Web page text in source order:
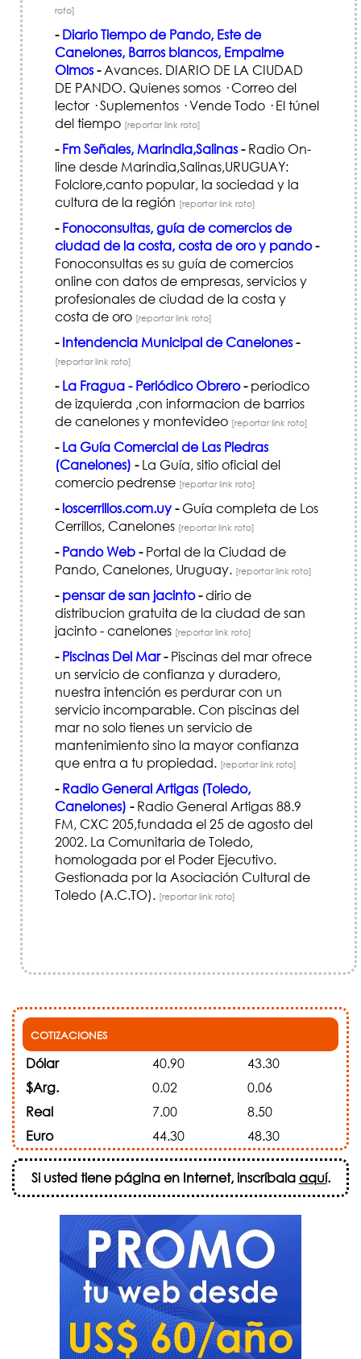
roto]
- Diario Tiempo de Pando, Este de
Canelones, Barros blancos, Empalme
Olmos-Avances. DIARIO DE LA CIUDAD
DE PANDO. Quienes somos · Correo del
lector · Suplementos · Vende Todo · El túnel
del tiempo [reportar link roto]
- Fm Señales, Marindia,Salinas-Radio On-
line desde Marindia,Salinas,URUGUAY:
Folclore,canto popular, la sociedad y la
cultura de la región [reportar link roto]
- Fonoconsultas, guía de comercios de
ciudad de la costa, costa de oro y pando-
Fonoconsultas es su guía de comercios
online con datos de empresas, servicios y
profesionales de ciudad de la costa y
costa de oro [reportar link roto]
- Intendencia Municipal de Canelones-
[reportar link roto]
- La Fragua - Periódico Obrero-periodico
de izquierda ,con informacion de barrios
de canelones y montevideo [reportar link roto]
- La Guía Comercial de Las Piedras
(Canelones) -La Guía, sitio oficial del
comercio pedrense [reportar link roto]
- loscerrillos.com.uy-Guía completa de Los
Cerrillos, Canelones [reportar link roto]
- Pando Web-Portal de la Ciudad de
Pando, Canelones, Uruguay. [reportar link roto]
- pensar de san jacinto-dirio de
distribucion gratuita de la ciudad de san
jacinto - canelones [reportar link roto]
- Piscinas Del Mar-Piscinas del mar ofrece
un servicio de confianza y duradero,
nuestra intención es perdurar con un
servicio incomparable. Con piscinas del
mar no solo tienes un servicio de
mantenimiento sino la mayor confianza
que entra a tu propiedad. [reportar link roto]
- Radio General Artigas (Toledo,
Canelones) -Radio General Artigas 88.9
FM, CXC 205,fundada el 25 de agosto del
2002. La Comunitaria de Toledo,
homologada por el Poder Ejecutivo.
Gestionada por la Asociación Cultural de
Toledo (A.C.TO). [reportar link roto]
COTIZACIONES
Dólar 40.90
43.30
$Arg.
0.02
0.06
Real
7.00
8.50
Euro
44.30 48.30
Si usted tiene página en Internet, inscríbalaaquí.